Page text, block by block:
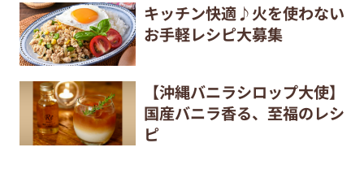
キッチン快適♪火を使わない
お手軽レシピ大募集
【沖縄バニラシロップ大使】
国産バニラ香る、至福のレシ
ピ